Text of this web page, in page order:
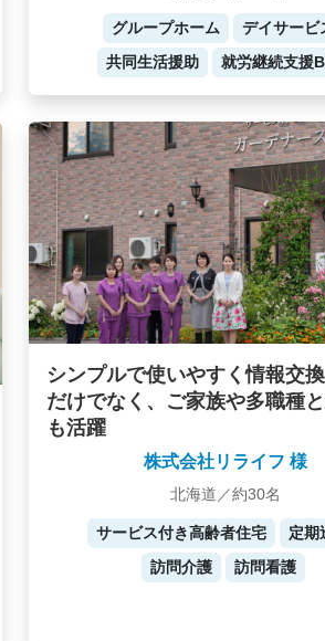
グループホーム
デイサービ
共同生活援助
就労継続支援
シンプルで使いやすく情報交
だけでなく、ご家族や多職種
も活躍
株式会社リライフ 様
北海道／約30名
サービス付き高齢者住宅
定期
訪問介護
訪問看護